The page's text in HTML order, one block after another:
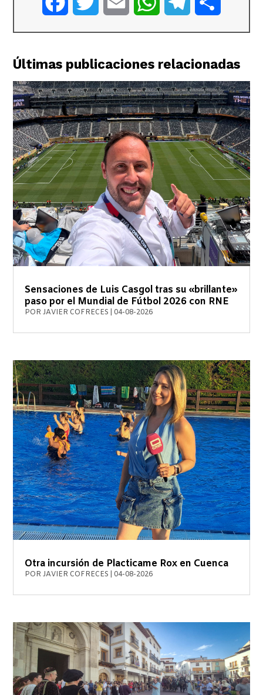
Últimas publicaciones relacionadas
Sensaciones de Luis Casgol tras su «brillante»
paso por el Mundial de Fútbol 2026 con RNE
PORJAVIER COFRECES 04-08-2026
Otra incursión de Placticame Rox en Cuenca
PORJAVIER COFRECES 04-08-2026